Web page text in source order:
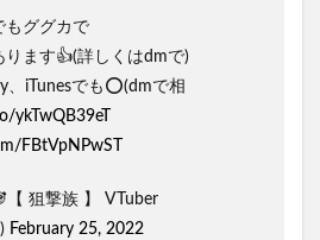
もググカで
ります👍(詳しくはdmで)
、iTunesでも⭕️(dmで相
ykTwQB39eT
FBtVpNPwST
狙撃族 】 VTuber
February 25, 2022